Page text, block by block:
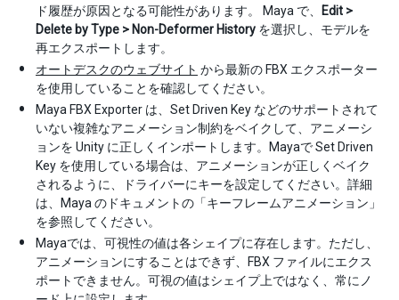
ド履歴が原因となる可能性があります。 Maya で、
Edit >
Delete by Type > Non-Deformer History を選択し、モデルを
再エクスポートします。
オートデスクのウェブサイト から最新の FBX エクスポーター
を使用していることを確認してください。
Maya FBX Exporter は、Set Driven Key などのサポートされて
いない複雑なアニメーション制約をベイクして、アニメーシ
ョンを Unity に正しくインポートします。Mayaで Set Driven
Key を使用している場合は、アニメーションが正しくベイク
されるように、ドライバーにキーを設定してください。詳細
は、Maya のドキュメントの「キーフレームアニメーション」
を参照してください。
Mayaでは、可視性の値は各シェイプに存在します。ただし、
アニメーションにすることはできず、FBX ファイルにエクス
ポートできません。可視の値はシェイプ上ではなく、常にノ